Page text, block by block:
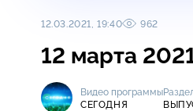
12.03.2021, 19:40 962
12 марта
Видео программы
СЕГОДНЯ